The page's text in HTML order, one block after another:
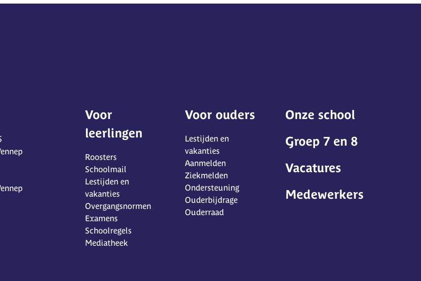
Voor
leerlingen
Roosters
Schoolmail
Lestijden en
vakanties
Overgangsnormen
Examens
Schoolregels
Mediatheek
Voor ouders
Lestijden en
vakanties
Aanmelden
Ziekmelden
Ondersteuning
Ouderbijdrage
Ouderraad
Onze school
Groep 7 en 8
Vacatures
Medewerkers